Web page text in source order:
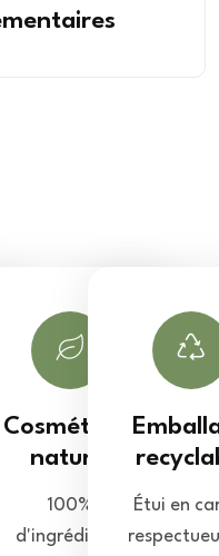
Cosmétique
naturel
100%
d'ingrédients
Étui en